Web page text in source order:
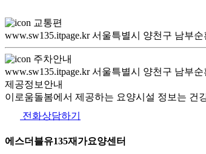
교통편
www.sw135.itpage.kr 서울특별시 양천구 남부
주차안내
www.sw135.itpage.kr 서울특별시 양천구 남부
제공정보안내
이로움돌봄에서 제공하는 요양시설 정보는 건
전화상담하기
에스더블유135재가요양센터